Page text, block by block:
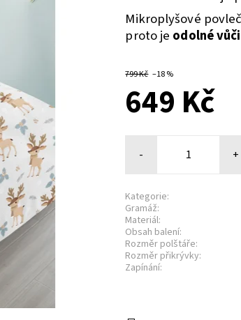
Mikroplyšové
proto je odolné
799 Kč –18 %
649 Kč
- +
Kategorie:
Gramáž:
Materiál:
Obsah balení:
Rozměr polštáře:
Rozměr přikrývky:
Zapínání: